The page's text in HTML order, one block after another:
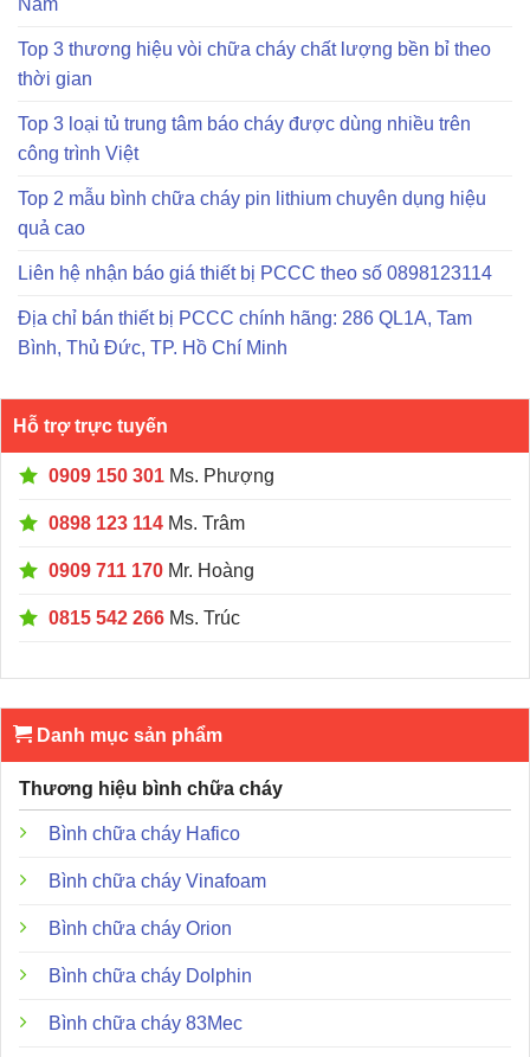
Top 3 thương hiệu vòi chữa cháy chất lượng bền bỉ theo
thời gian
Top 3 loại tủ trung tâm báo cháy được dùng nhiều trên
công trình Việt
Top 2 mẫu bình chữa cháy pin lithium chuyên dụng hiệu
quả cao
Liên hệ nhận báo giá thiết bị PCCC theo số 0898123114
Địa chỉ bán thiết bị PCCC chính hãng: 286 QL1A, Tam
Bình, Thủ Đức, TP. Hồ Chí Minh
Hỗ trợ trực tuyến
0909 150 301 Ms. Phượng
0898 123 114 Ms. Trâm
0909 711 170 Mr. Hoàng
0815 542 266 Ms. Trúc
Danh mục sản phẩm
Thương hiệu bình chữa cháy
Bình chữa cháy Hafico
Bình chữa cháy Vinafoam
Bình chữa cháy Orion
Bình chữa cháy Dolphin
Bình chữa cháy 83Mec